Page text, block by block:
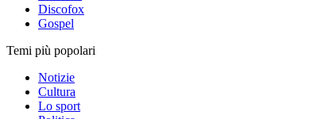
Discofox
Gospel
Temi più popolari
Notizie
Cultura
Lo sport